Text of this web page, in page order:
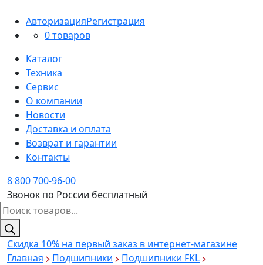
АвторизацияРегистрация
0 товаров
Каталог
Техника
Сервис
О компании
Новости
Доставка и оплата
Возврат и гарантии
Контакты
8 800 700-96-00
Звонок по России бесплатный
Поиск
товаров
Скидка 10% на первый заказ в интернет-магазине
Главная
Подшипники
Подшипники FKL